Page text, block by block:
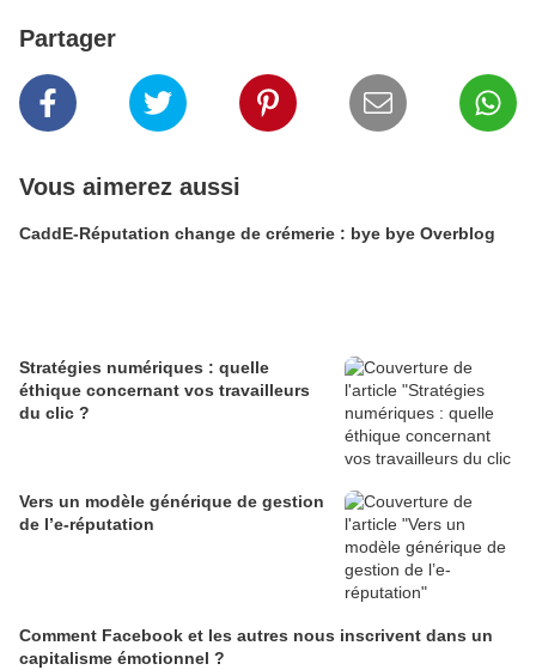
Partager
Vous aimerez aussi
CaddE-Réputation change de crémerie : bye bye Overblog
Stratégies numériques : quelle
éthique concernant vos travailleurs
du clic ?
Vers un modèle générique de gestion
de l’e-réputation
Comment Facebook et les autres nous inscrivent dans un
capitalisme émotionnel ?